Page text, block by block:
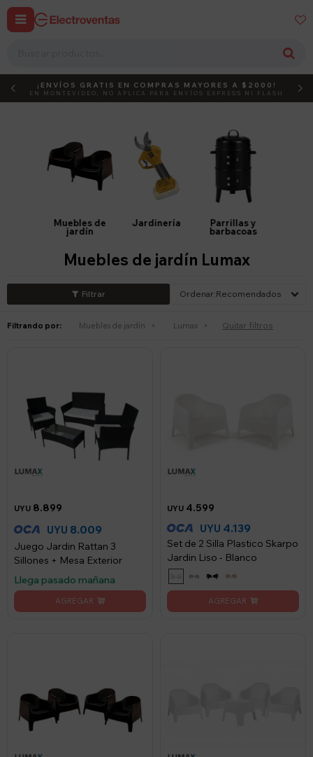
 
DEBUT ACTIVÁ EL CÓDIGO
¡ENVÍOS GRATIS EN COMPRAS MAYORES A $2000!
EN MONTEVIDEO, NO APLICA PARA ENVÍOS EXPRESS NI FLASH
Muebles de
jardín
Jardinería Parrillas y
barbacoas
Muebles de jardín Lumax
Recomendados
Filtrando por: Muebles de jardín Lumax Quitar filtros
UYU 8.899
UYU 8.009
Juego Jardin Rattan 3
Sillones + Mesa Exterior
Llega pasado mañana
UYU 4.599
UYU 4.139
Set de 2 Silla Plastico Skarpo
Jardin Liso - Blanco